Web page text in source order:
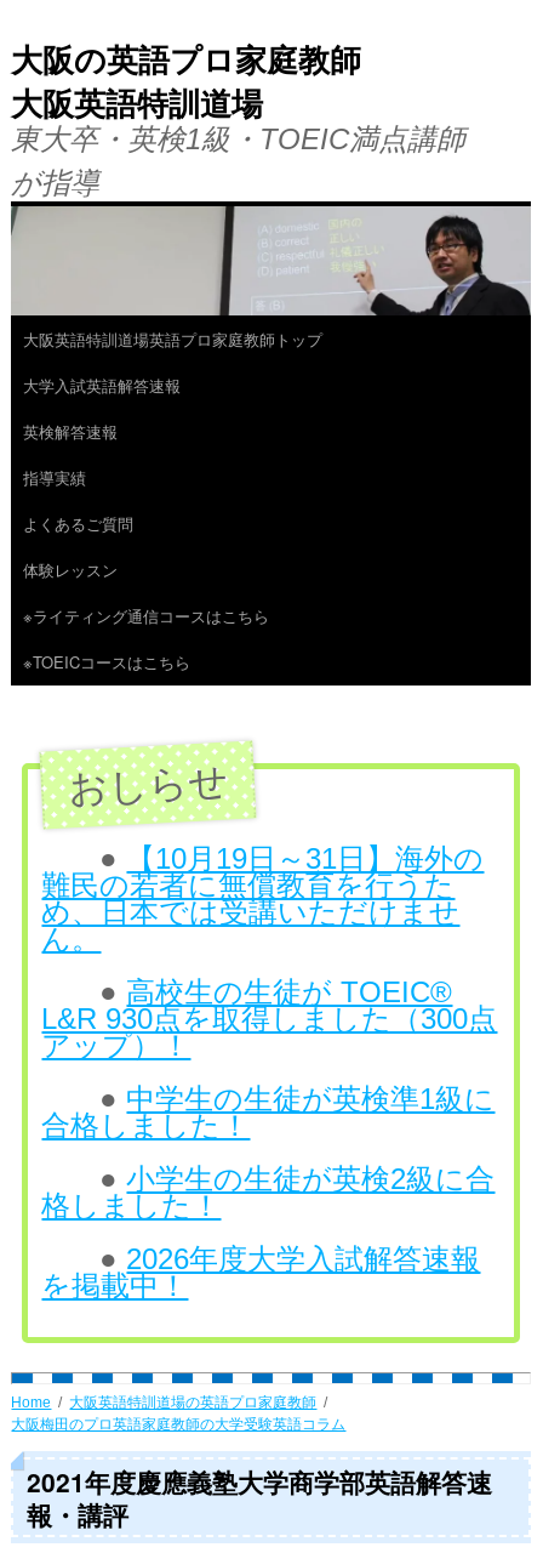
大阪の英語プロ家庭教師
大阪英語特訓道場
東大卒・英検1級・TOEIC満点講師
が指導
コ
ン
テ
ン
ツ
へ
ス
キ
大阪英語特訓道場英語プロ家庭教師トップ
大学入試英語解答速報
英検解答速報
指導実績
よくあるご質問
体験レッスン
※ライティング通信コースはこちら
※TOEICコースはこちら
●
【10月19日～31日】海外の
難民の若者に無償教育を行うた
め、日本では受講いただけませ
ん。
● 高校生の生徒が TOEIC®
L&R 930点を取得しました（300点
アップ）！
● 中学生の生徒が英検準1級に
合格しました！
●小学生の生徒が英検2級に合
格しました！
● 2026年度大学入試解答速報
を掲載中！
Home
大阪英語特訓道場の英語プロ家庭教師
大阪梅田のプロ英語家庭教師の大学受験英語コラム
2021年度慶應義塾大学商学部英語解答速
報・講評